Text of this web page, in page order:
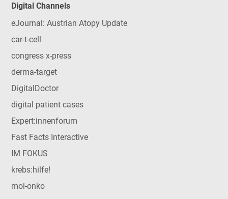
Digital Channels
eJournal: Austrian Atopy Update
car-t-cell
congress x-press
derma-target
DigitalDoctor
digital patient cases
Expert:innenforum
Fast Facts Interactive
IM FOKUS
krebs:hilfe!
mol-onko